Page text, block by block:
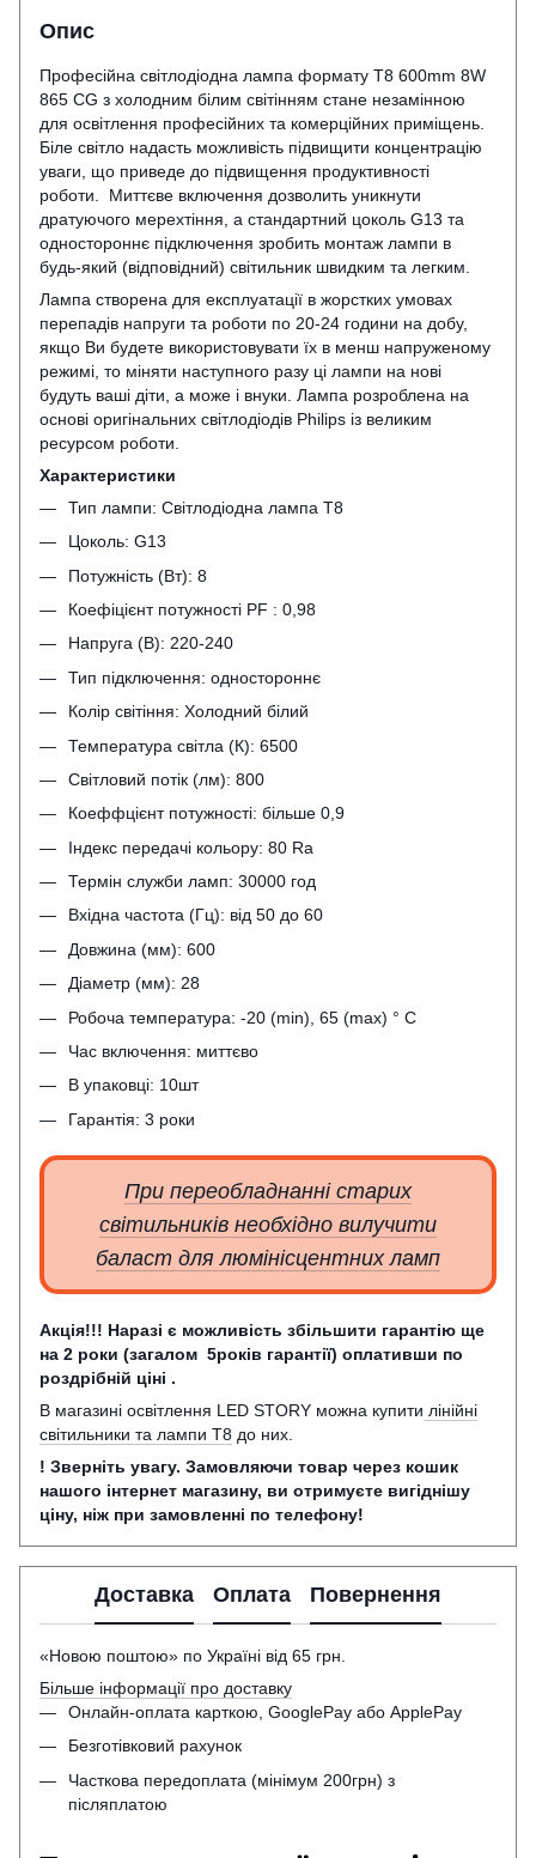
Опис
Професійна світлодіодна лампа формату Т8 600mm 8W
865 CG з холодним білим світінням стане незамінною
для освітлення професійних та комерційних приміщень.
Біле світло надасть можливість підвищити концентрацію
уваги, що приведе до підвищення продуктивності
роботи. Миттєве включення дозволить уникнути
дратуючого мерехтіння, а стандартний цоколь G13 та
одностороннє підключення зробить монтаж лампи в
будь-який (відповідний) світильник швидким та легким.
Лампа створена для експлуатації в жорстких умовах
перепадів напруги та роботи по 20-24 години на добу,
якщо Ви будете використовувати їх в менш напруженому
режимі, то міняти наступного разу ці лампи на нові
будуть ваші діти, а може і внуки. Лампа розроблена на
основі оригінальних світлодіодів Philips із великим
ресурсом роботи.
Характеристики
Тип лампи: Світлодіодна лампа Т8
Цоколь: G13
Потужність (Вт): 8
Коефіцієнт потужності PF : 0,98
Напруга (В): 220-240
Тип підключення: одностороннє
Колір світіння: Холодний білий
Температура світла (К): 6500
Світловий потік (лм): 800
Коеффцієнт потужності: більше 0,9
Індекс передачі кольору: 80 Ra
Термін служби ламп: 30000 год
Вхідна частота (Гц): від 50 до 60
Довжина (мм): 600
Діаметр (мм): 28
Робоча температура: -20 (min), 65 (max) ° C
Час включення: миттєво
В упаковці: 10шт
Гарантія: 3 роки
При переобладнанні старих
світильників необхідно вилучити
баласт для люмінісцентних ламп
Акція!!! Наразі є можливість збільшити гарантію ще
на 2 роки (загалом 5років гарантії) оплативши по
роздрібній ціні .
В магазині освітлення LED STORY можна купити лінійні
світильники та лампи Т8 до них.
! Зверніть увагу. Замовляючи товар через кошик
нашого інтернет магазину, ви отримуєте вигіднішу
ціну, ніж при замовленні по телефону!
Доставка Оплата Повернення
«Новою поштою» по Україні від 65 грн.
Більше інформації про доставку
Онлайн-оплата карткою, GooglePay або ApplePay
Безготівковий рахунок
Часткова передоплата (мінімум 200грн) з
післяплатою